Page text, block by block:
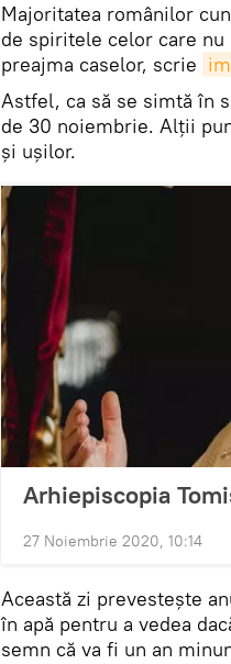
Majoritatea românilor
de spiritele celor care
preajma caselor, scrie
Astfel, ca să se simtă în
de 30 noiembrie. Alții
și ușilor.
Arhiepiscopia
27 Noiembrie 2020, 10:14
Această zi prevestește
în apă pentru a vedea
semn că va fi un an